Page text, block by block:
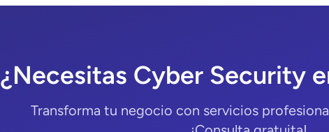
¿Necesitas Cyber Security
Transforma tu negocio con servicios